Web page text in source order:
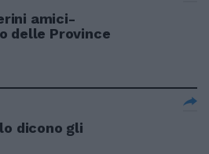
amici-
delle Province
dicono gli